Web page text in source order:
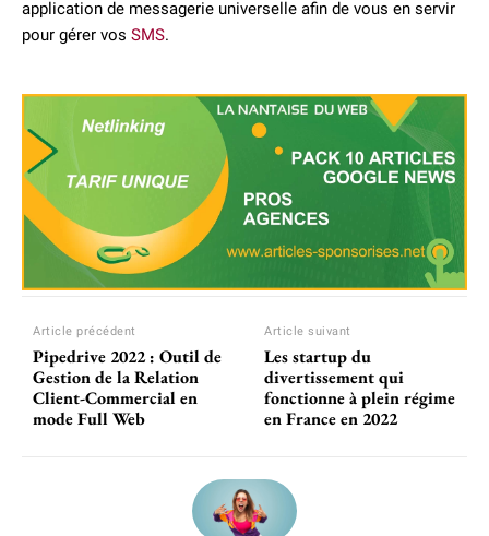
application de messagerie universelle afin de vous en servir
pour gérer vos SMS.
Article précédent
Pipedrive 2022 : Outil de
Gestion de la Relation
Client-Commercial en
mode Full Web
Article suivant
Les startup du
divertissement qui
fonctionne à plein régime
en France en 2022